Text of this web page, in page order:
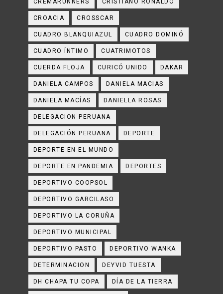
CREMARUNNERS CRISTIANO RONALDO
CROACIA CROSSCAR
CUADRO BLANQUIAZUL CUADRO DOMINÓ
CUADRO ÍNTIMO CUATRIMOTOS
CUERDA FLOJA CURICÓ UNIDO DAKAR
DANIELA CAMPOS DANIELA MACIAS
DANIELA MACÍAS DANIELLA ROSAS
DELEGACION PERUANA
DELEGACIÓN PERUANA DEPORTE
DEPORTE EN EL MUNDO
DEPORTE EN PANDEMIA DEPORTES
DEPORTIVO COOPSOL
DEPORTIVO GARCILASO
DEPORTIVO LA CORUÑA
DEPORTIVO MUNICIPAL
DEPORTIVO PASTO DEPORTIVO WANKA
DETERMINACION DEYVID TUESTA
DH CHAPA TU COPA DÍA DE LA TIERRA